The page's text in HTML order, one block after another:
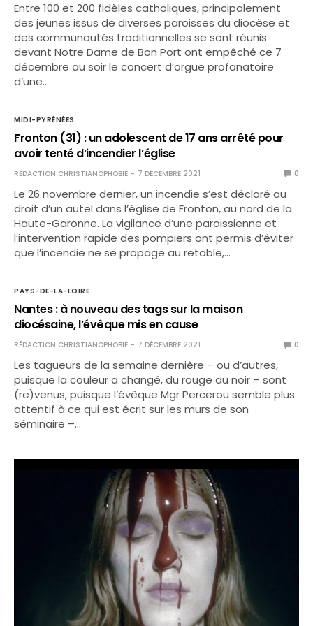
Entre 100 et 200 fidèles catholiques, principalement
des jeunes issus de diverses paroisses du diocèse et
des communautés traditionnelles se sont réunis
devant Notre Dame de Bon Port ont empêché ce 7
décembre au soir le concert d’orgue profanatoire
d’une…
MIDI-PYRÉNÉES
Fronton (31) : un adolescent de 17 ans arrêté pour
avoir tenté d’incendier l’église
RÉDACTION CHRISTIANOPHOBIE 7 DÉCEMBRE 2021 0
Le 26 novembre dernier, un incendie s’est déclaré au
droit d’un autel dans l’église de Fronton, au nord de la
Haute-Garonne. La vigilance d’une paroissienne et
l’intervention rapide des pompiers ont permis d’éviter
que l’incendie ne se propage au retable,…
PAYS-DE-LA-LOIRE
Nantes : à nouveau des tags sur la maison
diocésaine, l’évêque mis en cause
RÉDACTION CHRISTIANOPHOBIE 7 DÉCEMBRE 2021 0
Les tagueurs de la semaine dernière – ou d’autres,
puisque la couleur a changé, du rouge au noir – sont
(re)venus, puisque l’évêque Mgr Percerou semble plus
attentif à ce qui est écrit sur les murs de son
séminaire –…